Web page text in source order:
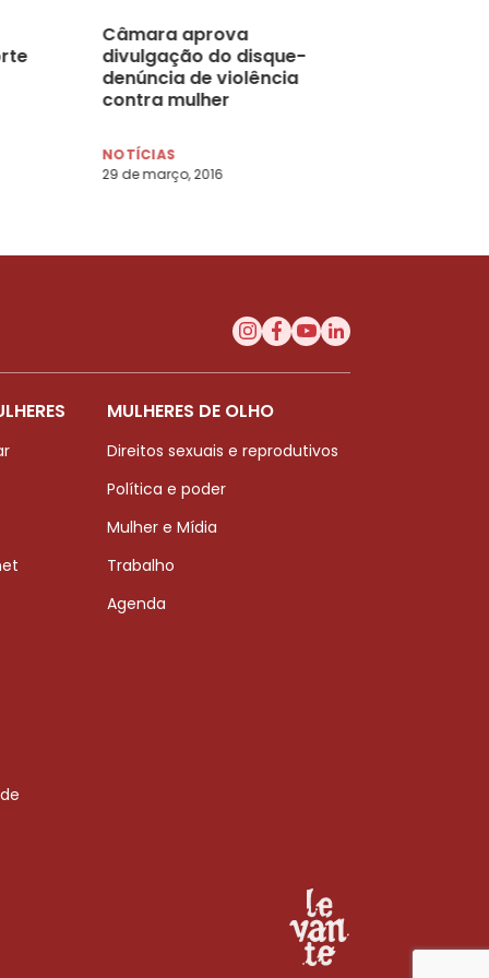
Câmara aprova
divulgação do disque-
denúncia de violência
contra mulher
NOTÍCIAS
29 de março, 2016
MULHERES DE OLHO
Direitos sexuais e reprodutivos
Política e poder
Mulher e Mídia
Trabalho
Agenda